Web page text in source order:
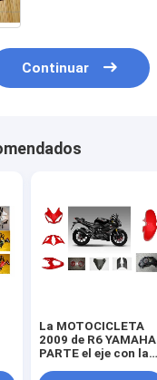
Continuar
La MOTOCICLETA
2009 de R6 YAMAHA
PARTE el eje con la